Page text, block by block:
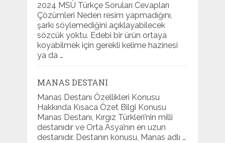
2024 MSÜ Türkçe Soruları Cevapları
Çözümleri Neden resim yapmadığını,
şarkı söylemediğini açıklayabilecek
sözcük yoktu. Edebi bir ürün ortaya
koyabilmek için gerekli kelime hazinesi
ya da …
MANAS DESTANI
Manas Destanı Özellikleri Konusu
Hakkında Kısaca Özet Bilgi Konusu
Manas Destanı, Kırgız Türkleri’nin milli
destanıdır ve Orta Asya’nın en uzun
destanıdır. Destanın konusu, Manas adlı …